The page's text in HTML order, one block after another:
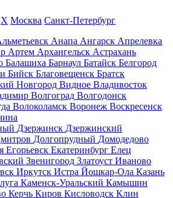
X Москва Санкт-Петербург
Анапа Ангарск Апрелевка
Артем Архангельск Астрахань
Балашиха Барнаул Батайск Белгород
Бийск Благовещенск Братск
Новгород Видное Владивосток
Волгоград Волгодонск
Волоколамск Воронеж Воскресенск
Дзержинск Дзержинский
Долгопрудный Домодедово
Егорьевск Екатеринбург Елец
Звенигород Златоуст Иваново
Иркутск Истра Йошкар-Ола Казань
Каменск-Уральский Камышин
Керчь Киров Кисловодск Клин